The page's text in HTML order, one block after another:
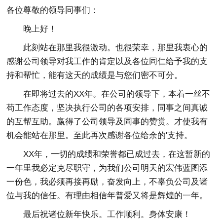
各位尊敬的领导同事们：
晚上好！
此刻站在那里我很激动。也很荣幸，那里我衷心的
感谢公司领导对我工作的肯定以及各位同仁给予我的支
持和帮忙，能有这天的成绩是与您们密不可分。
在即将过去的XX年。在公司的领导下，本着一丝不
苟工作态度，坚决执行公司的各项安排，同事之间真诚
的互帮互助。赢得了公司领导及同事的赞赏。才使我有
机会能站在那里。至此再次感谢各位给余的'支持。
XX年，一切的成绩和荣誉都已成过去，在这暂新的
一年里我必定克尽职守，为我们公司明天的宏伟蓝图添
一份色，我必须再接再励，奋发向上，不辜负公司及诸
位与我的信任。有理由相信年普爱又将是辉煌的一年。
最后祝诸位新年快乐。工作顺利。身体安康！